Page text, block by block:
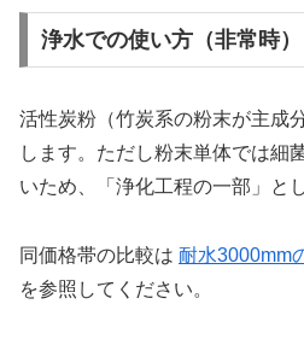
浄水での使い方（非常時）
活性炭粉（竹炭系の粉末が主成
します。ただし粉末単体では細
いため、「浄化工程の一部」と
同価格帯の比較は 耐水3000mm
を参照してください。